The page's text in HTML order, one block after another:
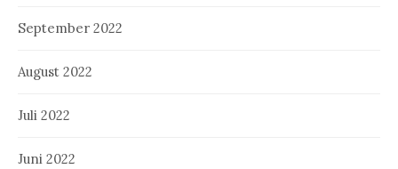
September 2022
August 2022
Juli 2022
Juni 2022